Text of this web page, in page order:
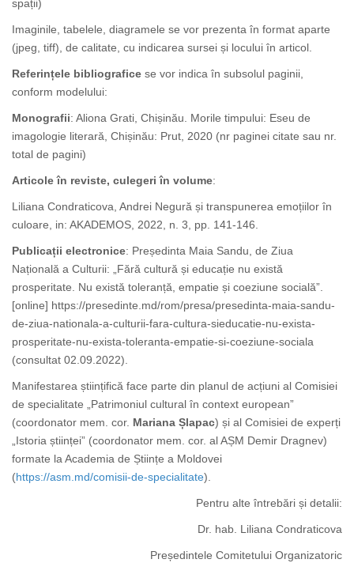
spații)
Imaginile, tabelele, diagramele se vor prezenta în format aparte
(jpeg, tiff), de calitate, cu indicarea sursei și locului în articol.
Referințele bibliografice se vor indica în subsolul paginii,
conform modelului:
Monografii: Aliona Grati, Chișinău. Morile timpului: Eseu de
imagologie literară, Chișinău: Prut, 2020 (nr paginei citate sau nr.
total de pagini)
Articole în reviste, culegeri în volume:
Liliana Condraticova, Andrei Negură și transpunerea emoțiilor în
culoare, in: AKADEMOS, 2022, n. 3, pp. 141-146.
Publicații electronice: Președinta Maia Sandu, de Ziua
Națională a Culturii: „Fără cultură și educație nu există
prosperitate. Nu există toleranță, empatie și coeziune socială”.
[online] https://presedinte.md/rom/presa/presedinta-maia-sandu-
de-ziua-nationala-a-culturii-fara-cultura-sieducatie-nu-exista-
prosperitate-nu-exista-toleranta-empatie-si-coeziune-sociala
(consultat 02.09.2022).
Manifestarea științifică face parte din planul de acțiuni al Comisiei
de specialitate „Patrimoniul cultural în context european”
(coordonator mem. cor. Mariana Șlapac) și al Comisiei de experți
„Istoria științei” (coordonator mem. cor. al AȘM Demir Dragnev)
formate la Academia de Științe a Moldovei
(https://asm.md/comisii-de-specialitate).
Pentru alte întrebări și detalii:
Dr. hab. Liliana Condraticova
Președintele Comitetului Organizatoric